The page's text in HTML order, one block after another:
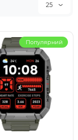
25
Популярний